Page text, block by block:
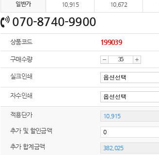
일반가 10,915 10,672
070-8740-9900
상품코드 199039
구매수량
감
소
증
가
실크인쇄
자수인쇄
적용단가
추가 및 할인금액
추가 합계금액